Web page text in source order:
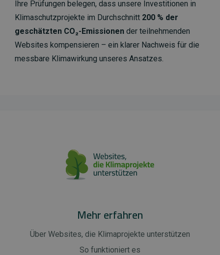
Ihre Prüfungen belegen, dass unsere Investitionen in
Klimaschutzprojekte im Durchschnitt 200 % der
geschätzten CO₂-Emissionen der teilnehmenden
Websites kompensieren – ein klarer Nachweis für die
messbare Klimawirkung unseres Ansatzes.
Mehr erfahren
Über Websites, die Klimaprojekte unterstützen
So funktioniert es